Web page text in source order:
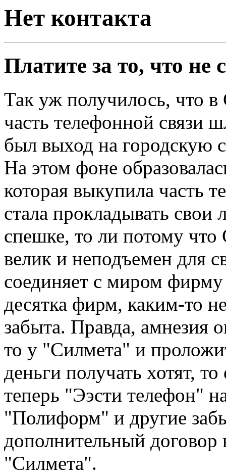
Нет контакта
Платите за то, что
Так уж получилось, что в
часть телефонной связи
был выход на городскую
На этом фоне
которая выкупила часть
стала прокладывать свои
спешке, то ли потому
велик и неподъемен для
соединяет с миром
десятка фирм, каким-то
забыта. Правда, амнезия
то у "Силмета" и
деньги получать хотят,
теперь "Ээсти телефон"
"Полиформ" и другие
дополнительный
"Силмета".